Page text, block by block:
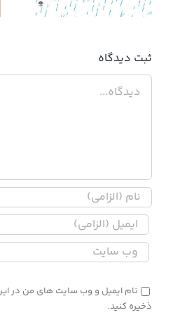
ثبت ديدگاه
دیدگاه
نام ایمیل و وب سایت های من در
ذخیره کنید.